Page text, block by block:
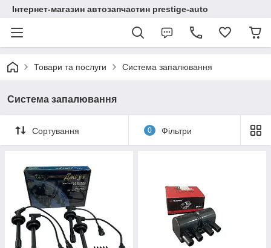
Інтернет-магазин автозапчастин prestige-auto
Товари та послуги Система запалювання
Система запалювання
Сортування 0 Фільтри